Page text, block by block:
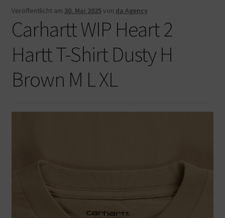
Datenschutz
Impressum
Kasse
Mein Konto
Shop
Veröffentlicht am 30. Mai 2025von da Agency
Carhartt WIP Heart 2
Hartt T-Shirt Dusty H
Brown M L XL